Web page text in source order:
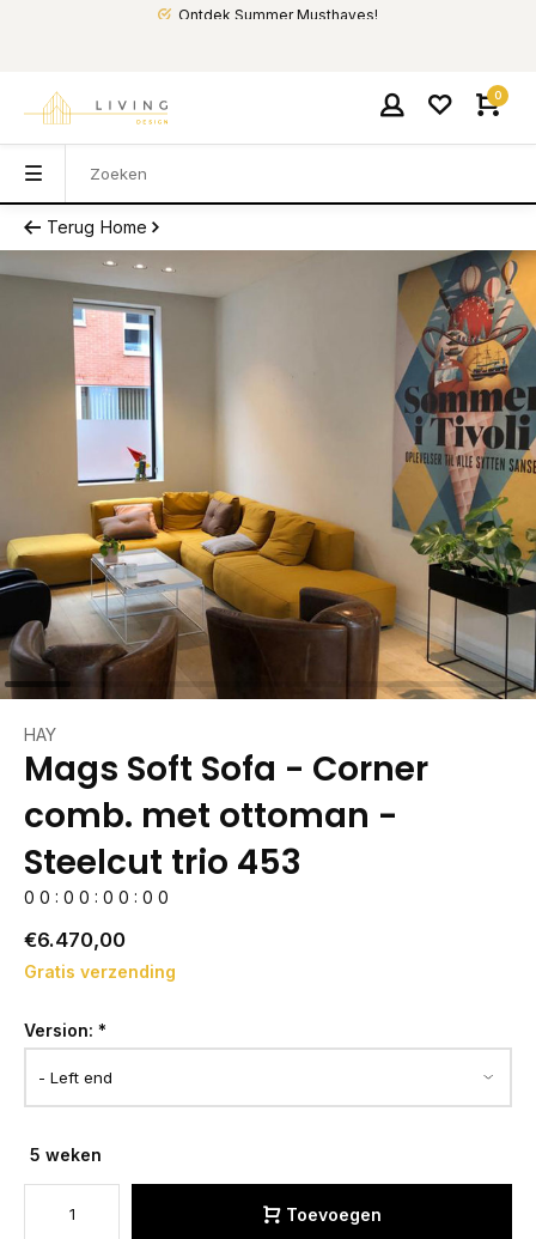
Ontdek Summer Musthaves!
0
Terug Home
HAY
Mags Soft Sofa - Corner
comb. met ottoman -
Steelcut trio 453
0 0 : 0 0 : 0 0 : 0 0
€6.470,00
Gratis verzending
Version: *
5 weken
Toevoegen